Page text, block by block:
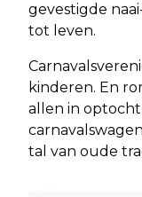
gevestigde
tot leven.
kinderen. En
allen in
tal van oude